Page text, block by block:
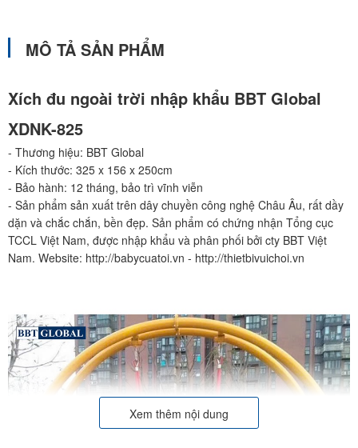
MÔ TẢ SẢN PHẨM
Xích đu ngoài trời nhập khẩu BBT Global
XDNK-825
- Thương hiệu: BBT Global
- Kích thước: 325 x 156 x 250cm
- Bảo hành: 12 tháng, bảo trì vĩnh viễn
- Sản phẩm sản xuất trên dây chuyền công nghệ Châu Âu, rất dầy
dặn và chắc chắn, bền đẹp. Sản phẩm có chứng nhận Tổng cục
TCCL Việt Nam, được nhập khẩu và phân phối bởi cty BBT Việt
Nam. Website: http://babycuatoi.vn - http://thietbivuichoi.vn
Xem thêm nội dung